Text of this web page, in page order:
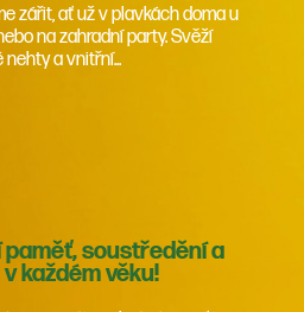
zářit, ať už v plavkách doma u
na zahradní party. Svěží
a vnitřní...
paměť, soustředění a
každém věku!